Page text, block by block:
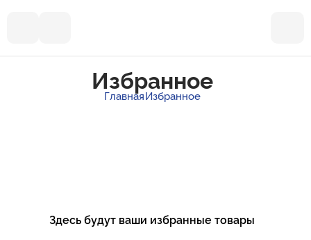
Избранное
ГлавнаяИзбранное
Здесь будут ваши избранные товары